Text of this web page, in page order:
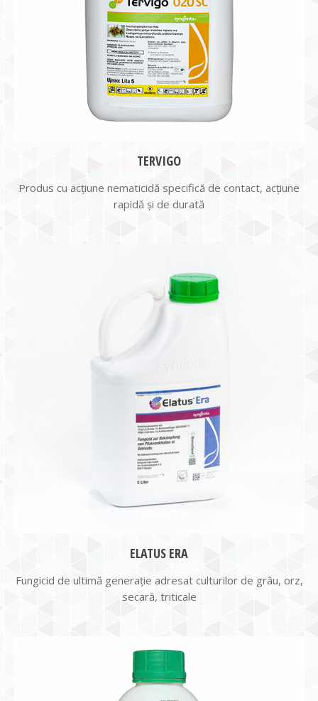
TERVIGO
Produs cu acțiune nematicidă specifică de contact, acțiune
rapidă și de durată
ELATUS ERA
Fungicid de ultimă generaţie adresat culturilor de grâu, orz,
secară, triticale